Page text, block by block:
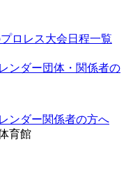
ロレス大会日程一覧
ンダー団体・関係者の
ンダー関係者の方へ
育館